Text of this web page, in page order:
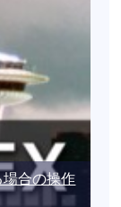
場合の操作